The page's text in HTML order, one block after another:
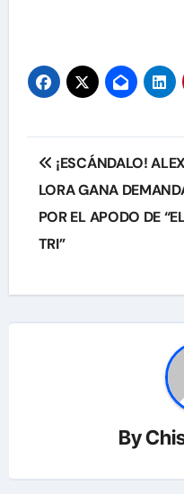
Navegación
de
entradas
¡ESCÁNDALO! ALEX
LORA GANA
POR EL APODO DE
TRI”
By